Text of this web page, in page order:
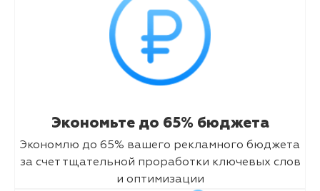
Экономьте до 65% бюджета
Экономлю до 65% вашего рекламного бюджета
за счет тщательной проработки ключевых слов
и оптимизации